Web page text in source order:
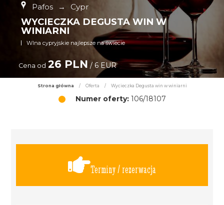
Pafos → Cypr
WYCIECZKA DEGUSTA WIN W
WINIARNI
WIna cypryjskie najlepsze na świecie
Cena od 26 PLN / 6 EUR
Strona główna / Oferta / Wycieczka Degusta win w winiarni
Numer oferty:106/18107
Terminy / rezerwacja